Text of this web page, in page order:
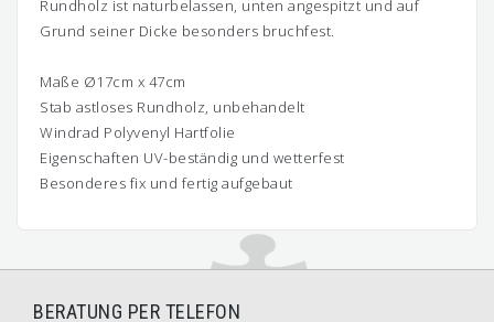
Rundholz ist naturbelassen, unten angespitzt und auf
Grund seiner Dicke besonders bruchfest.
Maße Ø17cm x 47cm
Stab astloses Rundholz, unbehandelt
Windrad Polyvenyl Hartfolie
Eigenschaften UV-beständig und wetterfest
Besonderes fix und fertig aufgebaut
BERATUNG PER TELEFON